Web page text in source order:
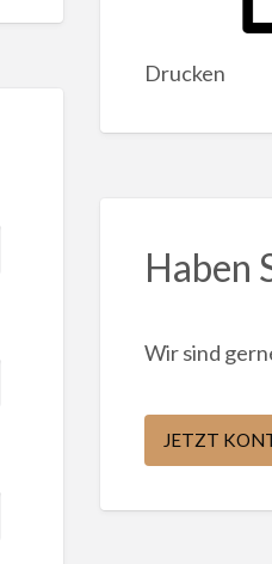
Drucken
Haben
Wir sind
JETZT